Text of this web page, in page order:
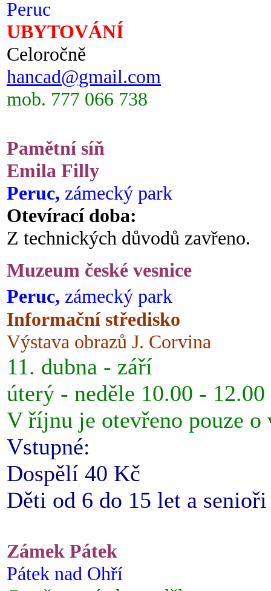
Peruc
UBYTOVÁNÍ
Celoročně
hancad@gmail.com
mob. 777 066 738
Pamětní síň
Emila Filly
Peruc, zámecký park
Otevírací doba:
Z technických důvodů zavřeno.
Muzeum české vesnice
Peruc, zámecký park
Informační středisko
Výstava obrazů J. Corvina
11. dubna - září
úterý - neděle 10.00 -
V říjnu je otevřeno pouze o
Vstupné:
Dospělí 40 Kč
Děti od 6 do 15 let a
Zámek Pátek
Pátek nad Ohří